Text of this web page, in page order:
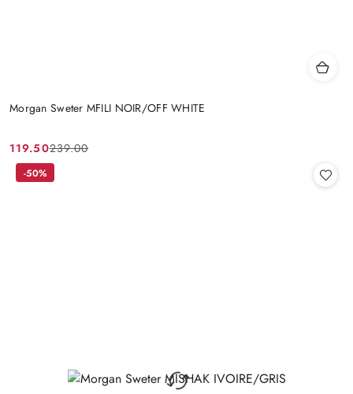
Morgan Sweter MFILI NOIR/OFF WHITE
Cena
promocyjna:
119.50
Cena
przed
239.00
-50%